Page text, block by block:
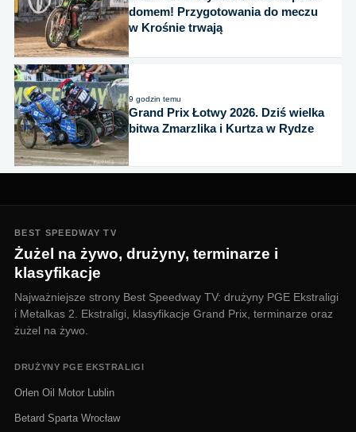
domem! Przygotowania do meczu
w Krośnie trwają
9 godzin temu
Grand Prix Łotwy 2026. Dziś wielka
bitwa Zmarzlika i Kurtza w Rydze
BEST SPEEDWAY TV
Żużel na żywo, drużyny, terminarze i
klasyfikacje
Najważniejsze strony Best Speedway TV: drużyny PGE Ekstraligi
i Metalkas 2. Ekstraligi, klasyfikacje Grand Prix, terminarze oraz
żużel na żywo.
DRUŻYNY PGE EKSTRALIGI
Orlen Oil Motor Lublin
Betard Sparta Wrocław